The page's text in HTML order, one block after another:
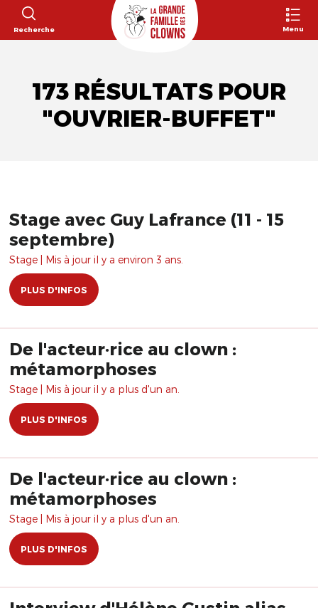
Recherche Menu
173 RÉSULTATS POUR
"OUVRIER-BUFFET"
Stage avec Guy Lafrance (11 - 15
septembre)
Stage | Mis à jour il y a environ 3 ans.
PLUS D'INFOS
De l'acteur·rice au clown :
métamorphoses
Stage | Mis à jour il y a plus d'un an.
PLUS D'INFOS
De l'acteur·rice au clown :
métamorphoses
Stage | Mis à jour il y a plus d'un an.
PLUS D'INFOS